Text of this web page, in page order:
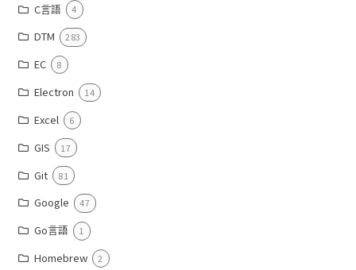
C言語 4
DTM 283
EC 8
Electron 14
Excel 6
GIS 17
Git 81
Google 47
Go言語 1
Homebrew 2